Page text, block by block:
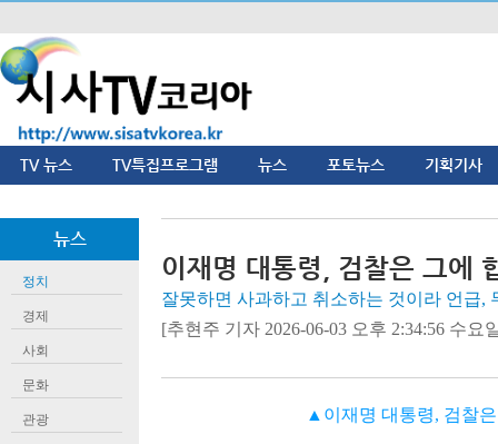
TV 뉴스 TV특집프로그램 뉴스 포토뉴스 기획기사
뉴스
정치
경제
사회
문화
관광
이재명 대통령, 검찰은 그에
잘못하면 사과하고 취소하는 것이라 언급,
[추현주 기자 2026-06-03 오후 2:34:56 수요
▲이재명 대통령, 검찰